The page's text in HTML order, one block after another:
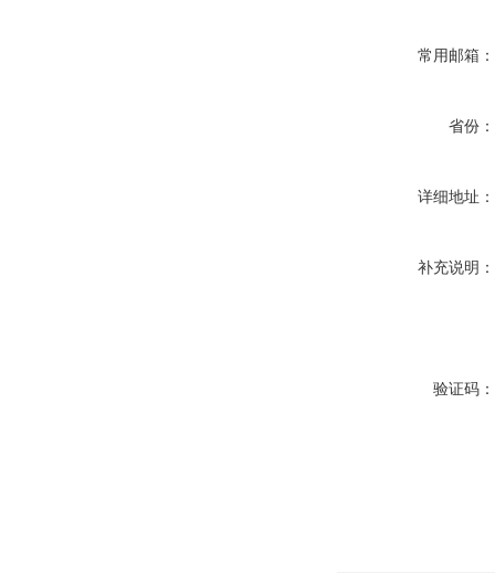
常用邮箱：
省份：
详细地址：
补充说明：
验证码：